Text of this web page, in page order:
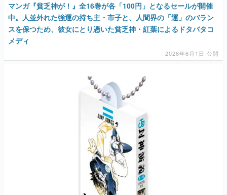
マンガ『貧乏神が！』全16巻が各「100円」となるセールが開催
中。人並外れた強運の持ち主・市子と、人間界の「運」のバラン
スを保つため、彼女にとり憑いた貧乏神・紅葉によるドタバタコ
メディ
2026年6月1日 公開